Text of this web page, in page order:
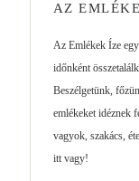
AZ
Az Emlékek Íze
időnként
Beszélgetünk,
emlékeket idéznek
vagyok, szakács,
itt vagy!